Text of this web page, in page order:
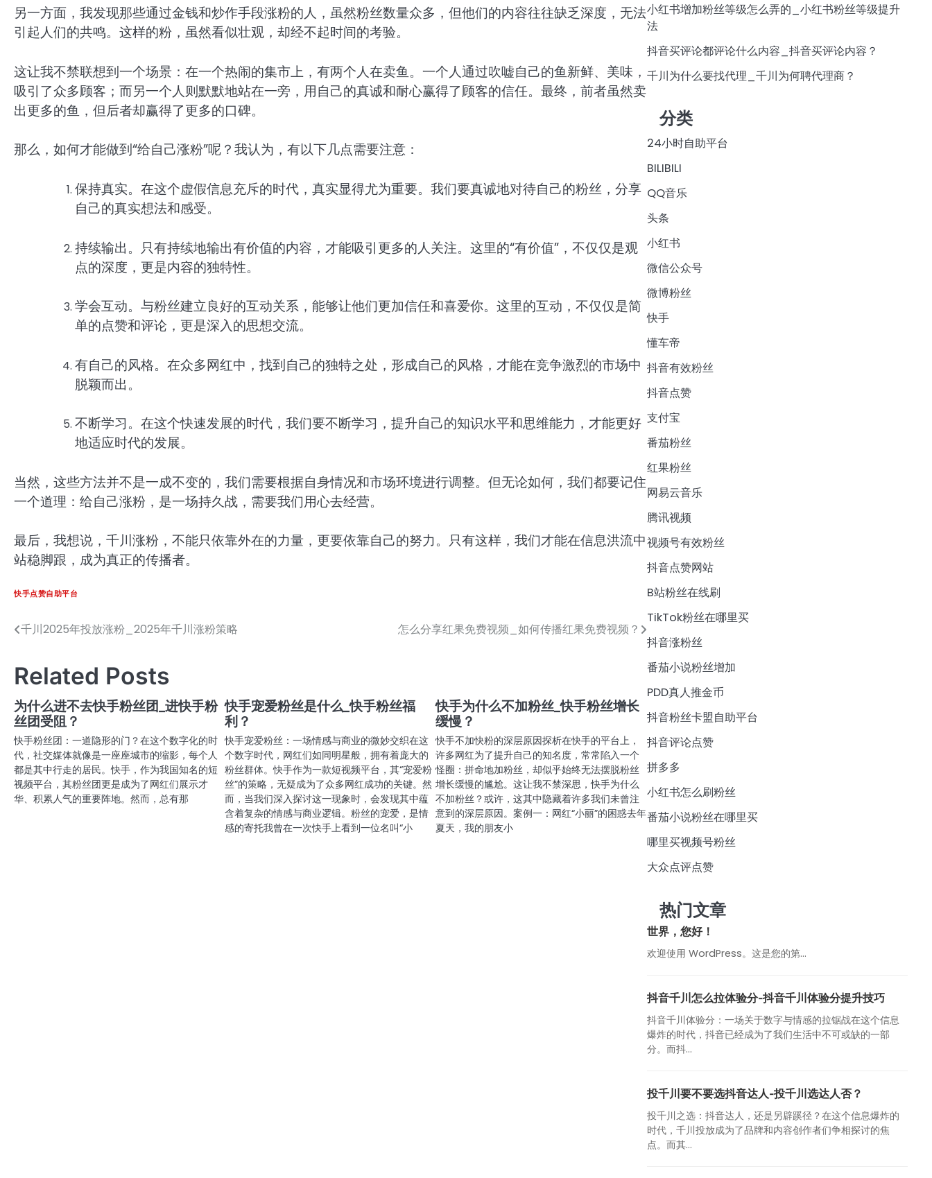
另一方面，我发现那些通过金钱和炒作手段涨粉的人，虽然粉丝数量众多，但他们的内容往往缺乏深度，无法
引起人们的共鸣。这样的粉，虽然看似壮观，却经不起时间的考验。
这让我不禁联想到一个场景：在一个热闹的集市上，有两个人在卖鱼。一个人通过吹嘘自己的鱼新鲜、美味，
吸引了众多顾客；而另一个人则默默地站在一旁，用自己的真诚和耐心赢得了顾客的信任。最终，前者虽然卖
出更多的鱼，但后者却赢得了更多的口碑。
那么，如何才能做到“给自己涨粉”呢？我认为，有以下几点需要注意：
保持真实。在这个虚假信息充斥的时代，真实显得尤为重要。我们要真诚地对待自己的粉丝，分享
自己的真实想法和感受。
持续输出。只有持续地输出有价值的内容，才能吸引更多的人关注。这里的“有价值”，不仅仅是观
点的深度，更是内容的独特性。
学会互动。与粉丝建立良好的互动关系，能够让他们更加信任和喜爱你。这里的互动，不仅仅是简
单的点赞和评论，更是深入的思想交流。
有自己的风格。在众多网红中，找到自己的独特之处，形成自己的风格，才能在竞争激烈的市场中
脱颖而出。
不断学习。在这个快速发展的时代，我们要不断学习，提升自己的知识水平和思维能力，才能更好
地适应时代的发展。
当然，这些方法并不是一成不变的，我们需要根据自身情况和市场环境进行调整。但无论如何，我们都要记住
一个道理：给自己涨粉，是一场持久战，需要我们用心去经营。
最后，我想说，千川涨粉，不能只依靠外在的力量，更要依靠自己的努力。只有这样，我们才能在信息洪流中
站稳脚跟，成为真正的传播者。
快手点赞自助平台
文
导
航
千川2025年投放涨粉_2025年千川涨粉策略 怎么分享红果免费视频_如何传播红果免费视频？
Related Posts
为什么进不去快手粉丝团_进快手粉
丝团受阻？
快手粉丝团：一道隐形的门？在这个数字化的时
代，社交媒体就像是一座座城市的缩影，每个人
都是其中行走的居民。快手，作为我国知名的短
视频平台，其粉丝团更是成为了网红们展示才
华、积累人气的重要阵地。然而，总有那
快手宠爱粉丝是什么_快手粉丝福
利？
快手宠爱粉丝：一场情感与商业的微妙交织在这
个数字时代，网红们如同明星般，拥有着庞大的
粉丝群体。快手作为一款短视频平台，其“宠爱粉
丝”的策略，无疑成为了众多网红成功的关键。然
而，当我们深入探讨这一现象时，会发现其中蕴
含着复杂的情感与商业逻辑。粉丝的宠爱，是情
感的寄托我曾在一次快手上看到一位名叫“小
快手为什么不加粉丝_快手粉丝增长
缓慢？
快手不加快粉的深层原因探析在快手的平台上，
许多网红为了提升自己的知名度，常常陷入一个
怪圈：拼命地加粉丝，却似乎始终无法摆脱粉丝
增长缓慢的尴尬。这让我不禁深思，快手为什么
不加粉丝？或许，这其中隐藏着许多我们未曾注
意到的深层原因。案例一：网红“小丽”的困惑去年
夏天，我的朋友小
小红书增加粉丝等级怎么弄的_小红书粉丝等级提升
法
抖音买评论都评论什么内容_抖音买评论内容？
千川为什么要找代理_千川为何聘代理商？
分类
24小时自助平台
BILIBILI
QQ音乐
头条
小红书
微信公众号
微博粉丝
快手
懂车帝
抖音有效粉丝
抖音点赞
支付宝
番茄粉丝
红果粉丝
网易云音乐
腾讯视频
视频号有效粉丝
抖音点赞网站
B站粉丝在线刷
TikTok粉丝在哪里买
抖音涨粉丝
番茄小说粉丝增加
PDD真人推金币
抖音粉丝卡盟自助平台
抖音评论点赞
拼多多
小红书怎么刷粉丝
番茄小说粉丝在哪里买
哪里买视频号粉丝
大众点评点赞
热门文章
世界，您好！
欢迎使用 WordPress。这是您的第…
抖音千川怎么拉体验分-抖音千川体验分提升技巧
抖音千川体验分：一场关于数字与情感的拉锯战在这个信息
爆炸的时代，抖音已经成为了我们生活中不可或缺的一部
分。而抖...
投千川要不要选抖音达人-投千川选达人否？
投千川之选：抖音达人，还是另辟蹊径？在这个信息爆炸的
时代，千川投放成为了品牌和内容创作者们争相探讨的焦
点。而其...